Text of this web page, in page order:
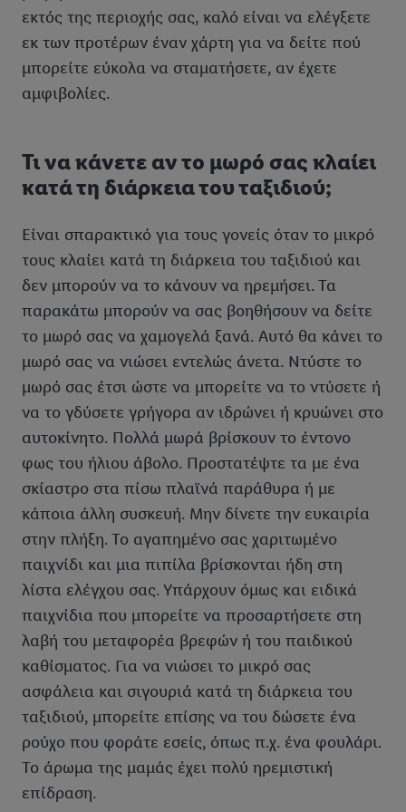
εκτός της περιοχής σας, καλό είναι να ελέγξετε
εκ των προτέρων έναν χάρτη για να δείτε πού
μπορείτε εύκολα να σταματήσετε, αν έχετε
αμφιβολίες.
Τι να κάνετε αν το μωρό σας κλαίει
κατά τη διάρκεια του ταξιδιού;
Είναι σπαρακτικό για τους γονείς όταν το μικρό
τους κλαίει κατά τη διάρκεια του ταξιδιού και
δεν μπορούν να το κάνουν να ηρεμήσει. Τα
παρακάτω μπορούν να σας βοηθήσουν να δείτε
το μωρό σας να χαμογελά ξανά. Αυτό θα κάνει το
μωρό σας να νιώσει εντελώς άνετα. Ντύστε το
μωρό σας έτσι ώστε να μπορείτε να το ντύσετε ή
να το γδύσετε γρήγορα αν ιδρώνει ή κρυώνει στο
αυτοκίνητο. Πολλά μωρά βρίσκουν το έντονο
φως του ήλιου άβολο. Προστατέψτε τα με ένα
σκίαστρο στα πίσω πλαϊνά παράθυρα ή με
κάποια άλλη συσκευή. Μην δίνετε την ευκαιρία
στην πλήξη. Το αγαπημένο σας χαριτωμένο
παιχνίδι και μια πιπίλα βρίσκονται ήδη στη
λίστα ελέγχου σας. Υπάρχουν όμως και ειδικά
παιχνίδια που μπορείτε να προσαρτήσετε στη
λαβή του μεταφορέα βρεφών ή του παιδικού
καθίσματος. Για να νιώσει το μικρό σας
ασφάλεια και σιγουριά κατά τη διάρκεια του
ταξιδιού, μπορείτε επίσης να του δώσετε ένα
ρούχο που φοράτε εσείς, όπως π.χ. ένα φουλάρι.
Το άρωμα της μαμάς έχει πολύ ηρεμιστική
επίδραση.
δεδομένων και το δικαίωμά σας να ανακαλέσετε τη
συγκατάθεσή σας ανά πάσα στιγμή με ισχύ για το μέλλον,
μπορείτε να βρείτε στην
πολιτική απορρήτου
βρείτε τα νομικά στοιχεία της εταιρείας μας εδώ.